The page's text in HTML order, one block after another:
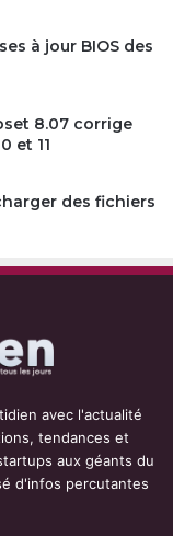
à jour BIOS des
8.07 corrige
et 11
des fichiers
avec l'actualité
tendances et
aux géants du
d'infos percutantes